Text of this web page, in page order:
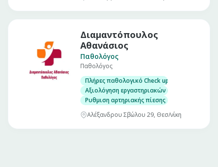
Διαμαντόπουλος
Αθανάσιος
Παθολόγος
Παθολόγος
Πλήρες παθολογικό Check up σε άνδρες και
Αξιολόγηση εργαστηριακών εξετάσεων
Ρυθμιση αρτηριακής πίεσης
Αλέξανδρου Σβώλου 29, Θεσ/νίκη